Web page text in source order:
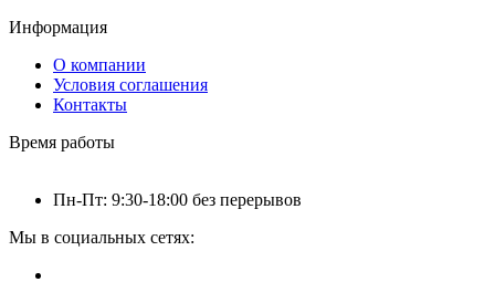
Информация
О компании
Условия соглашения
Контакты
Время работы
Пн-Пт: 9:30-18:00 без перерывов
Мы в социальных сетях: